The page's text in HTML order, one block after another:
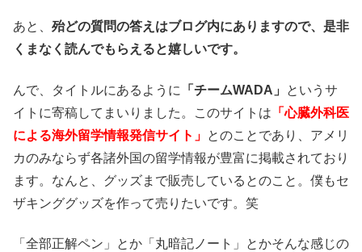
あと、 殆どの質問の答えはブログ内にありますので、是非
くまなく読んでもらえると嬉しいです。
んで、タイトルにあるように 「チームWADA」
というサ
イトに寄稿してまいりました。このサイトは 「心臓外科医
による海外留学情報発信サイト」 とのことであり、アメリ
カのみならず各諸外国の留学情報が豊富に掲載されており
ます。なんと、グッズまで販売しているとのこと。僕もセ
ザキンググッズを作って売りたいです。笑
「全部正解ペン」とか「丸暗記ノート」とかそんな感じの